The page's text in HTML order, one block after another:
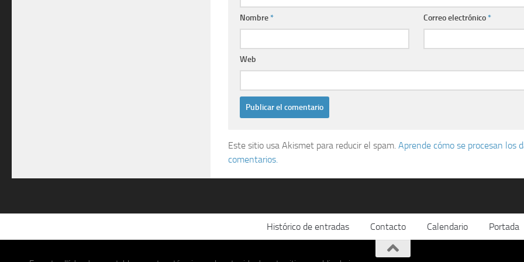
Nombre* Correo electrónico*
Web
Este sitio usa Akismet para reducir el spam. Aprende cómo se procesan los
comentarios.
Histórico de entradas Contacto Calendario Portada